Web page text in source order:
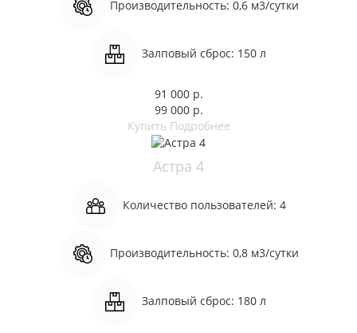
Производительность: 0,6 м3/сутки
Залповый сброс: 150 л
91 000 р.
99 000 р.
Купить Подробнее
Астра 4
Количество пользователей: 4
Производительность: 0,8 м3/сутки
Залповый сброс: 180 л